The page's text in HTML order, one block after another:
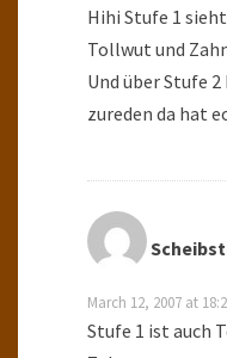
Hihi Stufe 1
Tollwut und
Und über Stufe
zureden da hat
March 12, 2007 at
Stufe 1 ist auch